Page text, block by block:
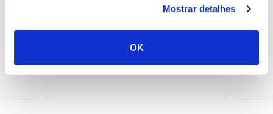
Mostrar detalhes
OK